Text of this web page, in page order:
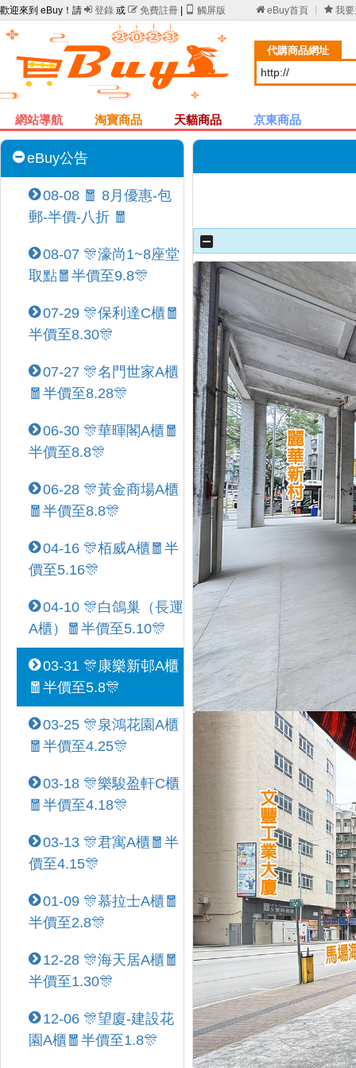
歡迎來到 eBuy！請  登錄 或  免費註冊 觸屏版 eBuy首頁  我
代購商品網址
網站導航 淘寶商品 天貓商品 京東商品
eBuy公告
08-08 🧧 8月優惠-包
郵-半價-八折 🧧
08-07 🎊濠尚1~8座堂
取點🧧半價至9.8🎊
07-29 🎊保利達C櫃🧧
半價至8.30🎊
07-27 🎊名門世家A櫃
🧧半價至8.28🎊
06-30 🎊華暉閣A櫃🧧
半價至8.8🎊
06-28 🎊黃金商場A櫃
🧧半價至8.8🎊
04-16 🎊栢威A櫃🧧半
價至5.16🎊
04-10 🎊白鴿巢（長運
A櫃）🧧半價至5.10🎊
03-31 🎊康樂新邨A櫃
🧧半價至5.8🎊
03-25 🎊泉鴻花園A櫃
🧧半價至4.25🎊
03-18 🎊樂駿盈軒C櫃
🧧半價至4.18🎊
03-13 🎊君寓A櫃🧧半
價至4.15🎊
01-09 🎊慕拉士A櫃🧧
半價至2.8🎊
12-28 🎊海天居A櫃🧧
半價至1.30🎊
12-06 🎊望廈-建設花
園A櫃🧧半價至1.8🎊